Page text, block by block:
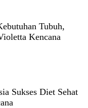
Tubuh,
Kencana
Sukses Diet Sehat